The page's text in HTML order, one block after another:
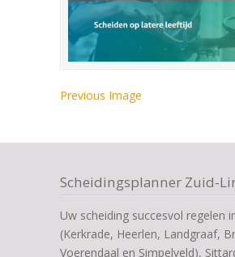
Previous Image
Scheidingsplanner Zuid-
Uw scheiding succesvol regelen
(Kerkrade, Heerlen, Landgraaf,
Voerendaal en Simpelveld),